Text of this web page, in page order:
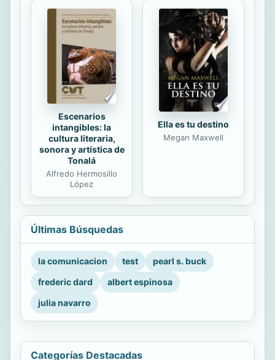
Escenarios
intangibles: la
cultura literaria,
sonora y artística de
Tonalá
Alfredo Hermosillo
López
Ella es tu destino
Megan Maxwell
Últimas Búsquedas
la comunicacion test
pearl s. buck
frederic dard
albert espinosa
julia navarro
Categorías Destacadas